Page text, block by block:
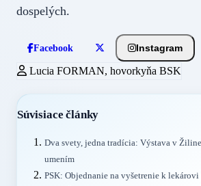
dospelých.
Facebook Instagram
Lucia FORMAN, hovorkyňa BSK
Súvisiace články
Dva svety, jedna tradícia: Výstava v
umením
PSK: Objednanie na vyšetrenie k